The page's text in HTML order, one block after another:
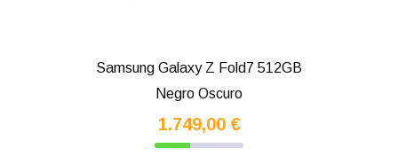
Samsung Galaxy Z Fold7 512GB
Negro Oscuro
1.749,00 €